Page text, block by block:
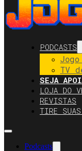
PODCASTS
TV
SEJA
LOJA DO
REVISTAS
TIRE
Podcasts